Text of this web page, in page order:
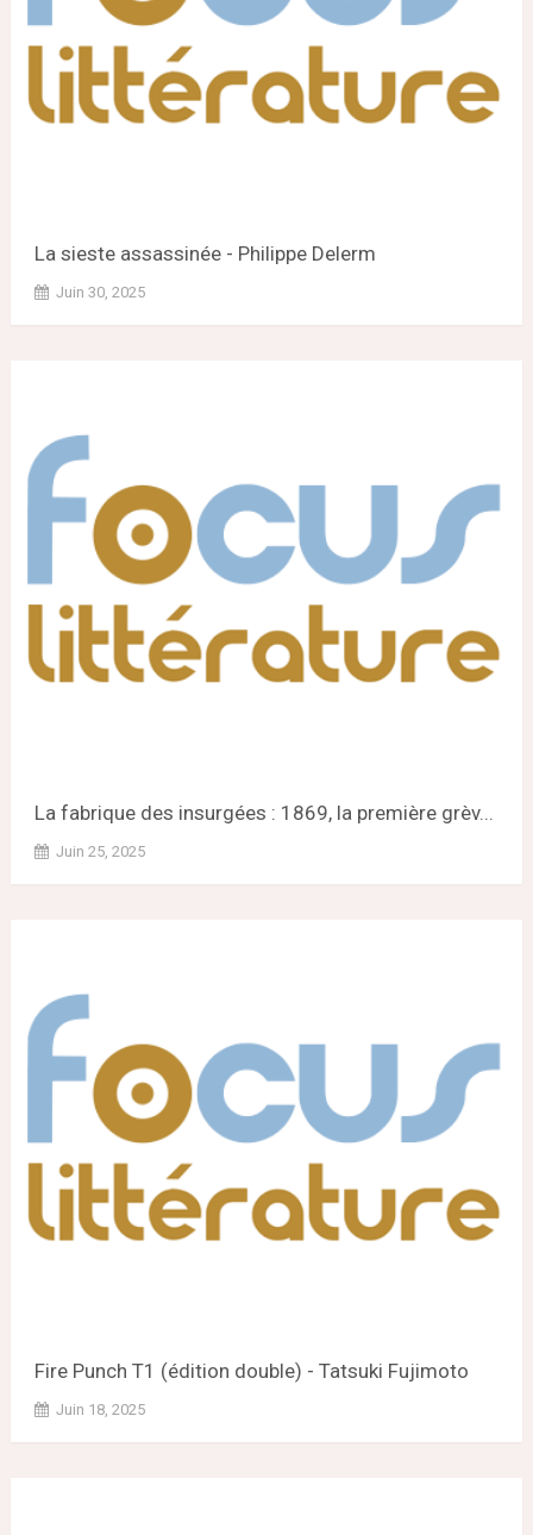
La sieste assassinée - Philippe Delerm
Juin 30, 2025
La fabrique des insurgées : 1869, la première grèv...
Juin 25, 2025
Fire Punch T1 (édition double) - Tatsuki Fujimoto
Juin 18, 2025